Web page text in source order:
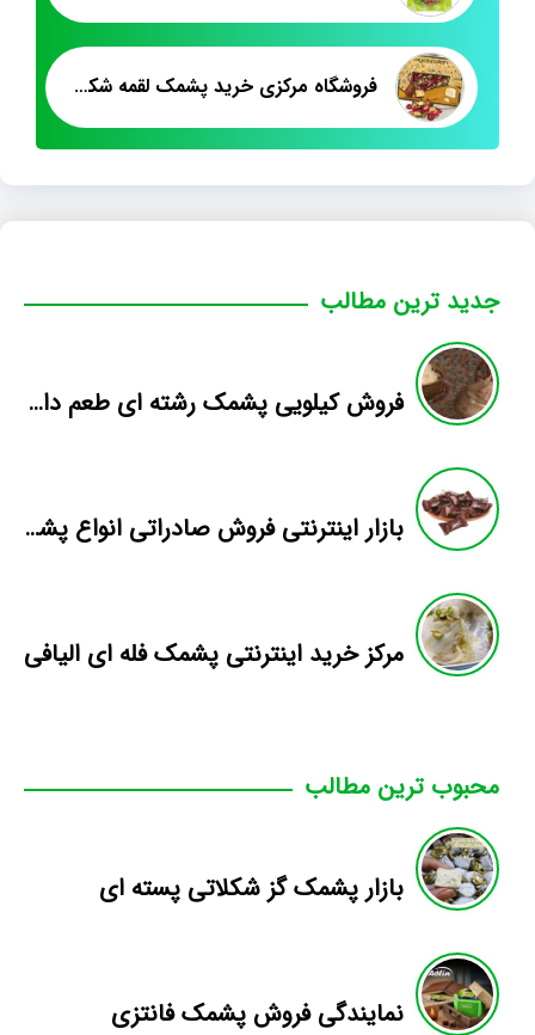
فروشگاه مرکزی خرید پشمک لقمه شکلاتی
جدید ترین مطالب
فروش کیلویی پشمک رشته ای طعم دار میوه
بازار اینترنتی فروش صادراتی انواع پشمک الیافی/شکلاتی
مرکز خرید اینترنتی پشمک فله ای الیافی
محبوب ترین مطالب
بازار پشمک گز شکلاتی پسته ای
نمایندگی فروش پشمک فانتزی